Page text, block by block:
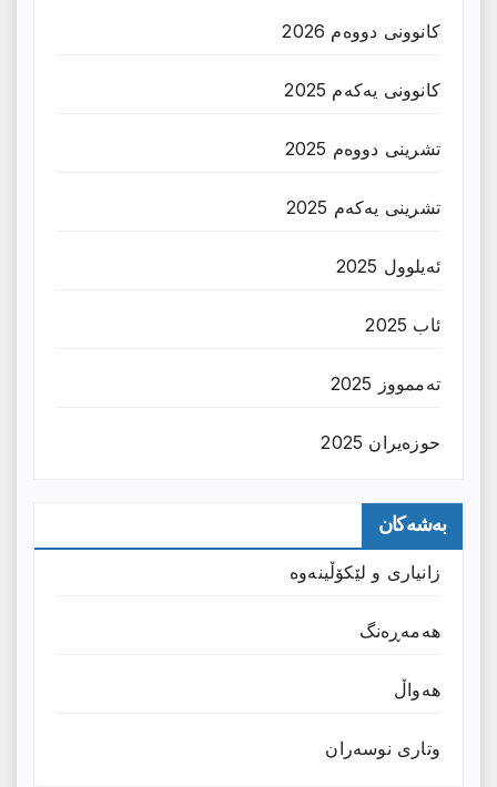
کانوونی دووەم 2026
کانوونی یەکەم 2025
تشرینی دووەم 2025
تشرینی یەکەم 2025
ئەیلوول 2025
ئاب 2025
تەممووز 2025
حوزه‌یران 2025
بەشەکان
زانیارى و لێکۆڵینەوە
هەمەڕەنگ
هەواڵ
وتارى نوسەران